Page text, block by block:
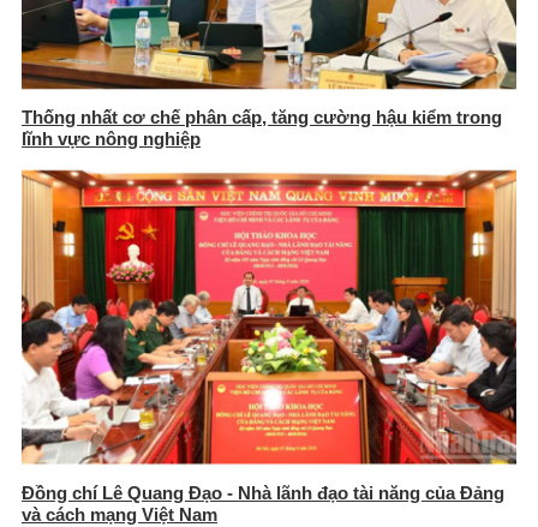
Thống nhất cơ chế phân cấp, tăng cường hậu kiểm trong
lĩnh vực nông nghiệp
Đồng chí Lê Quang Đạo - Nhà lãnh đạo tài năng của Đảng
và cách mạng Việt Nam